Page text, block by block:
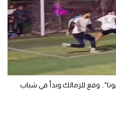
وقع للزمالك وبدأ في شباب